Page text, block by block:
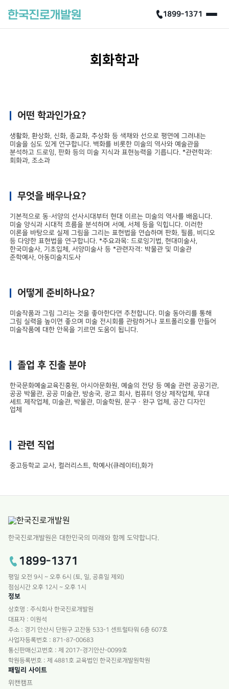
1899-1371
회화학과
어떤 학과인가요?
생활화, 환상화, 신화, 종교화, 추상화 등 색채와 선으로 평면에 그려내는
미술을 심도 있게 연구합니다. 벽화를 비롯한 미술의 역사와 예술관을
분석하고 드로잉, 판화 등의 미술 지식과 표현능력을 기릅니다. *관련학과:
회화과, 조소과
무엇을 배우나요?
기본적으로 동·서양의 선사시대부터 현대 이르는 미술의 역사를 배웁니다.
미술 양식과 시대적 흐름을 분석하며 서예, 서체 등을 익힙니다. 이러한
이론을 바탕으로 실제 그림을 그리는 표현법을 연습하며 판화, 필름, 비디오
등 다양한 표현법을 연구합니다. *주요과목: 드로잉기법, 현대미술사,
한국미술사, 기초입체, 서양미술사 등 *관련자격: 박물관 및 미술관
준학예사, 아동미술지도사
어떻게 준비하나요?
미술작품과 그림 그리는 것을 좋아한다면 추천합니다. 미술 동아리를 통해
그림 실력을 높이면 좋으며 미술 전시회를 관람하거나 포트폴리오를 만들어
미술작품에 대한 안목을 기르면 도움이 됩니다.
졸업 후 진출 분야
한국문화예술교육진흥원, 아시아문화원, 예술의 전당 등 예술 관련 공공기관,
공공 박물관, 공공 미술관, 방송국, 광고 회사, 컴퓨터 영상 제작업체, 무대
세트 제작업체, 미술관, 박물관, 미술학원, 문구ㆍ완구 업체, 공간 디자인
업체
관련 직업
중고등학교 교사, 컬러리스트, 학예사(큐레이터),화가
한국진로개발원은 대한민국의 미래와 함께 도약합니다.
1899-1371
평일 오전 9시 ~ 오후 6시 (토, 일, 공휴일 제외)
점심시간 오후 12시 ~ 오후 1시
정보
상호명 : 주식회사 한국진로개발원
대표자 : 이원석
주소 : 경기 안산시 단원구 고잔동 533-1 센트럴타워 6층 607호
사업자등록번호 : 871-87-00683
통신판매신고번호 : 제 2017-경기안산-0099호
학원등록번호 : 제 4881호 교육법인 한국진로개발원학원
패밀리 사이트
위캔캠프